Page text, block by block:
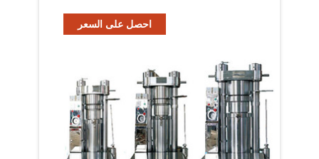
احصل على السعر